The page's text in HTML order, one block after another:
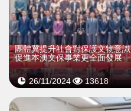
團體冀提升社會對保護文物意識
促進本澳文保事業更全面發展
26/11/2024 13618